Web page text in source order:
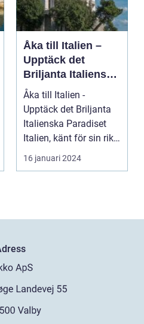
Åka till Italien –
Upptäck det
Briljanta Italienska
Paradiset
Åka till Italien -
Upptäck det Briljanta
Italienska Paradiset
Italien, känt för sin rika
historia, ...
16 januari 2024